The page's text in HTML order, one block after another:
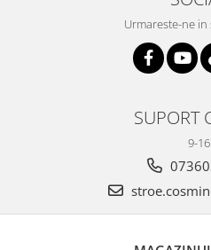
Urmareste-ne in
SUPORT
9-16